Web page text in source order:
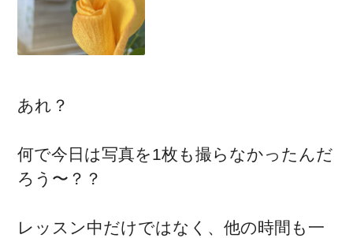
あれ？
何で今日は写真を1枚も撮らなかったんだ
ろう〜？？
レッスン中だけではなく、他の時間も一